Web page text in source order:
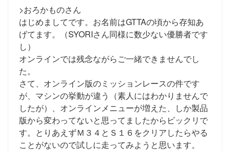
>おろかものさん
はじめましてです。お名前はGTTAの頃から存知あ
げてます。（SYORIさん同様に数少ない優勝者です
し）
オンラインでは残念ながらご一緒できませんでし
た。
さて、オンライン版のミッションレースの件です
が、マシンの挙動が違う（素人にはわかりませんで
したが）、オンラインメニューが増えた、しか製品
版から変わってないと思ってましたからビックリで
す。とりあえずＭ３４とＳ１６をクリアしたらやる
ことがないので試しに走ってみようと思います。